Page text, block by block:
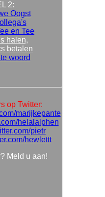
2:
Oogst
en Tee
halen,
betalen
woord
op Twitter:
marijkepante
helalalphen
pietr
hewlettt
Meld u aan!